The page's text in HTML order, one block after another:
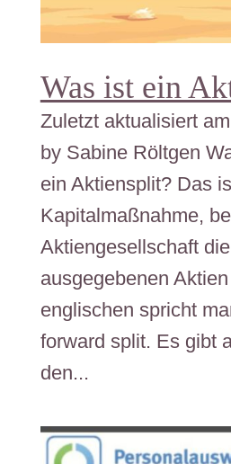
Was ist ein
Zuletzt aktualisiert
by Sabine Röltgen
ein Aktiensplit? Das
Kapitalmaßnahme,
Aktiengesellschaft
ausgegebenen
englischen spricht
forward split. Es gibt
den...